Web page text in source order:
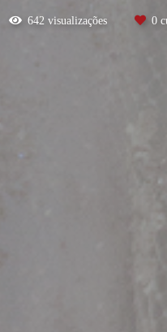
642 visualizações 0